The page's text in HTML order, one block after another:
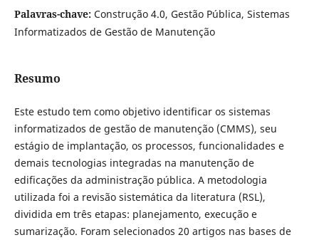
Palavras-chave: Construção 4.0, Gestão Pública, Sistemas
Informatizados de Gestão de Manutenção
Resumo
Este estudo tem como objetivo identificar os sistemas
informatizados de gestão de manutenção (CMMS), seu
estágio de implantação, os processos, funcionalidades e
demais tecnologias integradas na manutenção de
edificações da administração pública. A metodologia
utilizada foi a revisão sistemática da literatura (RSL),
dividida em três etapas: planejamento, execução e
sumarização. Foram selecionados 20 artigos nas bases de